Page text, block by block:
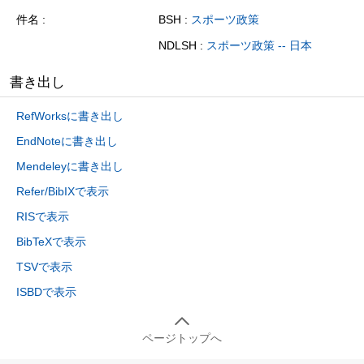
件名 BSH : スポーツ政策
NDLSH : スポーツ政策 -- 日本
書き出し
RefWorksに書き出し
EndNoteに書き出し
Mendeleyに書き出し
Refer/BibIXで表示
RISで表示
BibTeXで表示
TSVで表示
ISBDで表示
ページトップへ